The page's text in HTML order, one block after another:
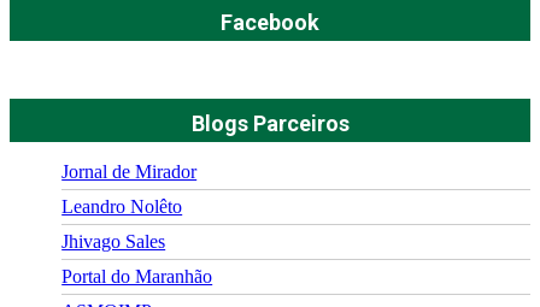
Facebook
Blogs Parceiros
Jornal de Mirador
Leandro Nolêto
Jhivago Sales
Portal do Maranhão